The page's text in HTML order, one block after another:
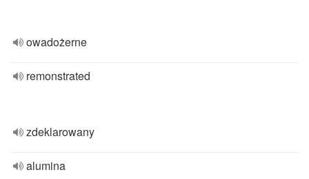
owadożerne
remonstrated
zdeklarowany
alumina